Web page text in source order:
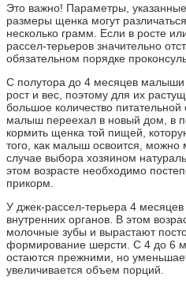
Это важно! Параметры,
размеры щенка могут
несколько грамм. Если в росте
рассел-терьеров значительно
обязательном порядке
С полутора до 4 месяцев малыши
рост и вес, поэтому для их
большое количество
малыш переехал в новый дом, в
кормить щенка той пищей,
того, как малыш освоится, можно
случае выбора хозяином
этом возрасте необходимо
прикорм.
У джек-рассел-терьера 4
внутренних органов. В этом
молочные зубы и вырастают
формирование шерсти. С 4 до 6
остаются прежними, но
увеличивается объем порций.